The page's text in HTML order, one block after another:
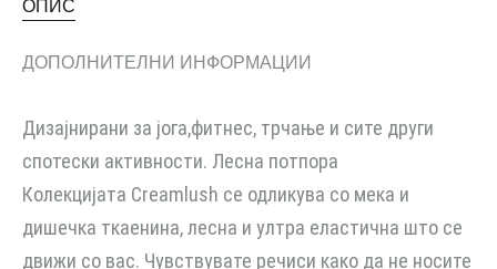
ОПИС
ДОПОЛНИТЕЛНИ ИНФОРМАЦИИ
Дизајнирани за јога,фитнес, трчање и сите други
спотески активности. Лесна потпора
Колекцијата Creamlush се одликува со мека и
дишечка ткаенина, лесна и ултра еластична што се
движи со вас. Чувствувате речиси како да не носите